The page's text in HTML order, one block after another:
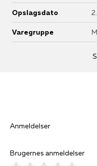
Opslagsdato
Varegruppe
Anmeldelser
Brugernes anmeldelser